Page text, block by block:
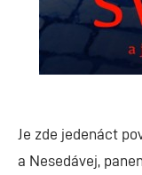
Je zde jedenáct
a Nesedávej,